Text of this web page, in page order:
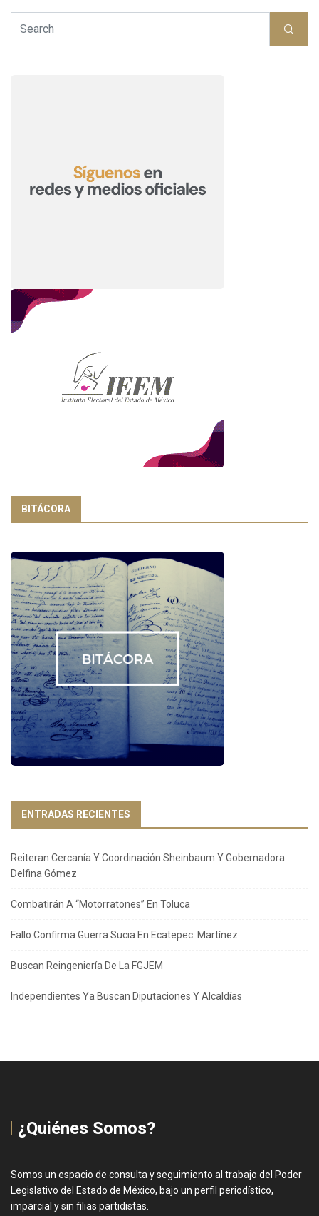
BITÁCORA
ENTRADAS RECIENTES
Reiteran Cercanía Y Coordinación Sheinbaum Y Gobernadora
Delfina Gómez
Combatirán A “Motorratones” En Toluca
Fallo Confirma Guerra Sucia En Ecatepec: Martínez
Buscan Reingeniería De La FGJEM
Independientes Ya Buscan Diputaciones Y Alcaldías
¿Quiénes Somos?
Somos un espacio de consulta y seguimiento al trabajo del Poder
Legislativo del Estado de México, bajo un perfil periodístico,
imparcial y sin filias partidistas.